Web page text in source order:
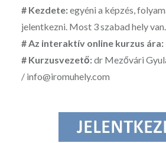
# Kezdete:egyéni a képzés,
jelentkezni. Most 3 szabad hely van.
# Az interaktív online kurzus ára:
# Kurzusvezető:dr Mezővári
/ info@iromuhely.com